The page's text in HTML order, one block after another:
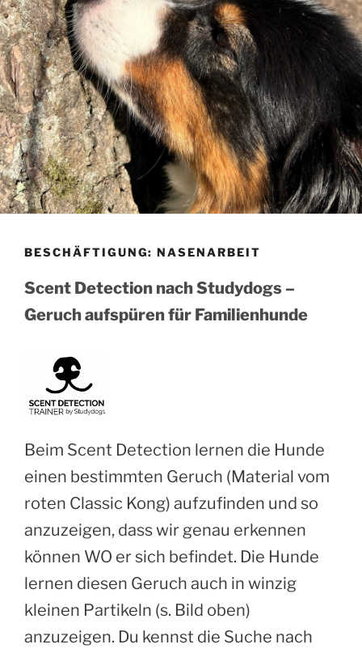
BESCHÄFTIGUNG: NASENARBEIT
Scent Detection nach Studydogs –
Geruch aufspüren für Familienhunde
Beim Scent Detection lernen die Hunde
einen bestimmten Geruch (Material vom
roten Classic Kong) aufzufinden und so
anzuzeigen, dass wir genau erkennen
können WO er sich befindet. Die Hunde
lernen diesen Geruch auch in winzig
kleinen Partikeln (s. Bild oben)
anzuzeigen. Du kennst die Suche nach